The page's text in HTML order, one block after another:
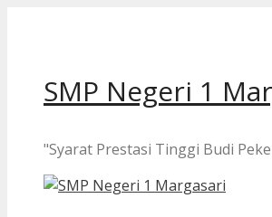
SMP Negeri 1
"Syarat Prestasi Tinggi Budi